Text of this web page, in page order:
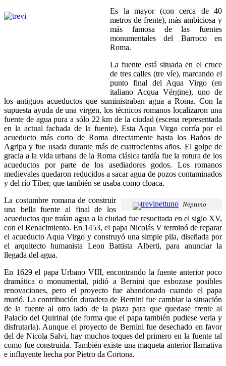
Es la mayor (con cerca de 40
metros de frente), más ambiciosa y
más famosa de las fuentes
monumentales del Barroco en
Roma.
La fuente está situada en el cruce
de tres calles (tre víe), marcando el
punto final del Aqua Virgo (en
italiano Acqua Vérgine), uno de
los antiguos acueductos que suministraban agua a Roma. Con la
supuesta ayuda de una virgen, los técnicos romanos localizaron una
fuente de agua pura a sólo 22 km de la ciudad (escena representada
en la actual fachada de la fuente). Esta Aqua Virgo corría por el
acueducto más corto de Roma directamente hasta los Baños de
Agripa y fue usada durante más de cuatrocientos años. El golpe de
gracia a la vida urbana de la Roma clásica tardía fue la rotura de los
acueductos por parte de los asediadores godos. Los romanos
medievales quedaron reducidos a sacar agua de pozos contaminados
y del río Tíber, que también se usaba como cloaca.
Neptuno
La costumbre romana de construir
una bella fuente al final de los
acueductos que traían agua a la ciudad fue resucitada en el siglo XV,
con el Renacimiento. En 1453, el papa Nicolás V terminó de reparar
el acueducto Aqua Virgo y construyó una simple pila, diseñada por
el arquitecto humanista Leon Battista Alberti, para anunciar la
llegada del agua.
En 1629 el papa Urbano VIII, encontrando la fuente anterior poco
dramática o monumental, pidió a Bernini que esbozase posibles
renovaciones, pero el proyecto fue abandonado cuando el papa
murió. La contribución duradera de Bernini fue cambiar la situación
de la fuente al otro lado de la plaza para que quedase frente al
Palacio del Quirinal (de forma que el papa también pudiese verla y
disfrutarla). Aunque el proyecto de Bernini fue desechado en favor
del de Nicola Salvi, hay muchos toques del primero en la fuente tal
como fue construida. También existe una maqueta anterior llamativa
e influyente hecha por Pietro da Cortona.